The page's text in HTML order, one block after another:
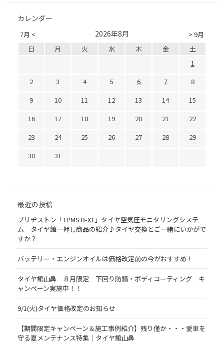
カレンダー
7月 < > 9月
2026年8月
日 月 火 水 木 金
土
1
2
3 4 5 6 7
8
9
10 11 12 13 14
15
16
17 18 19 20 21
22
23
24 25 26 27 28
29
30
31
最近の投稿
ブリヂストン「TPMS B-X1」タイヤ空気圧モニタリングシステ
ム タイヤ館一押し商品の紹介♪タイヤ交換とご一緒にいかがで
すか？
バッテリー・エンジンオイルは価格改定前の今がおすすめ！
タイヤ館山鼻 ８月限定 下回り防錆・ボディコーティング キ
ャンペーン実施中！！
9/1(火)タイヤ価格改定のお知らせ
【期間限定キャンペーン＆施工事例紹介】残り僅か・・・愛車を
守る夏メンテナンス特集｜タイヤ館山鼻